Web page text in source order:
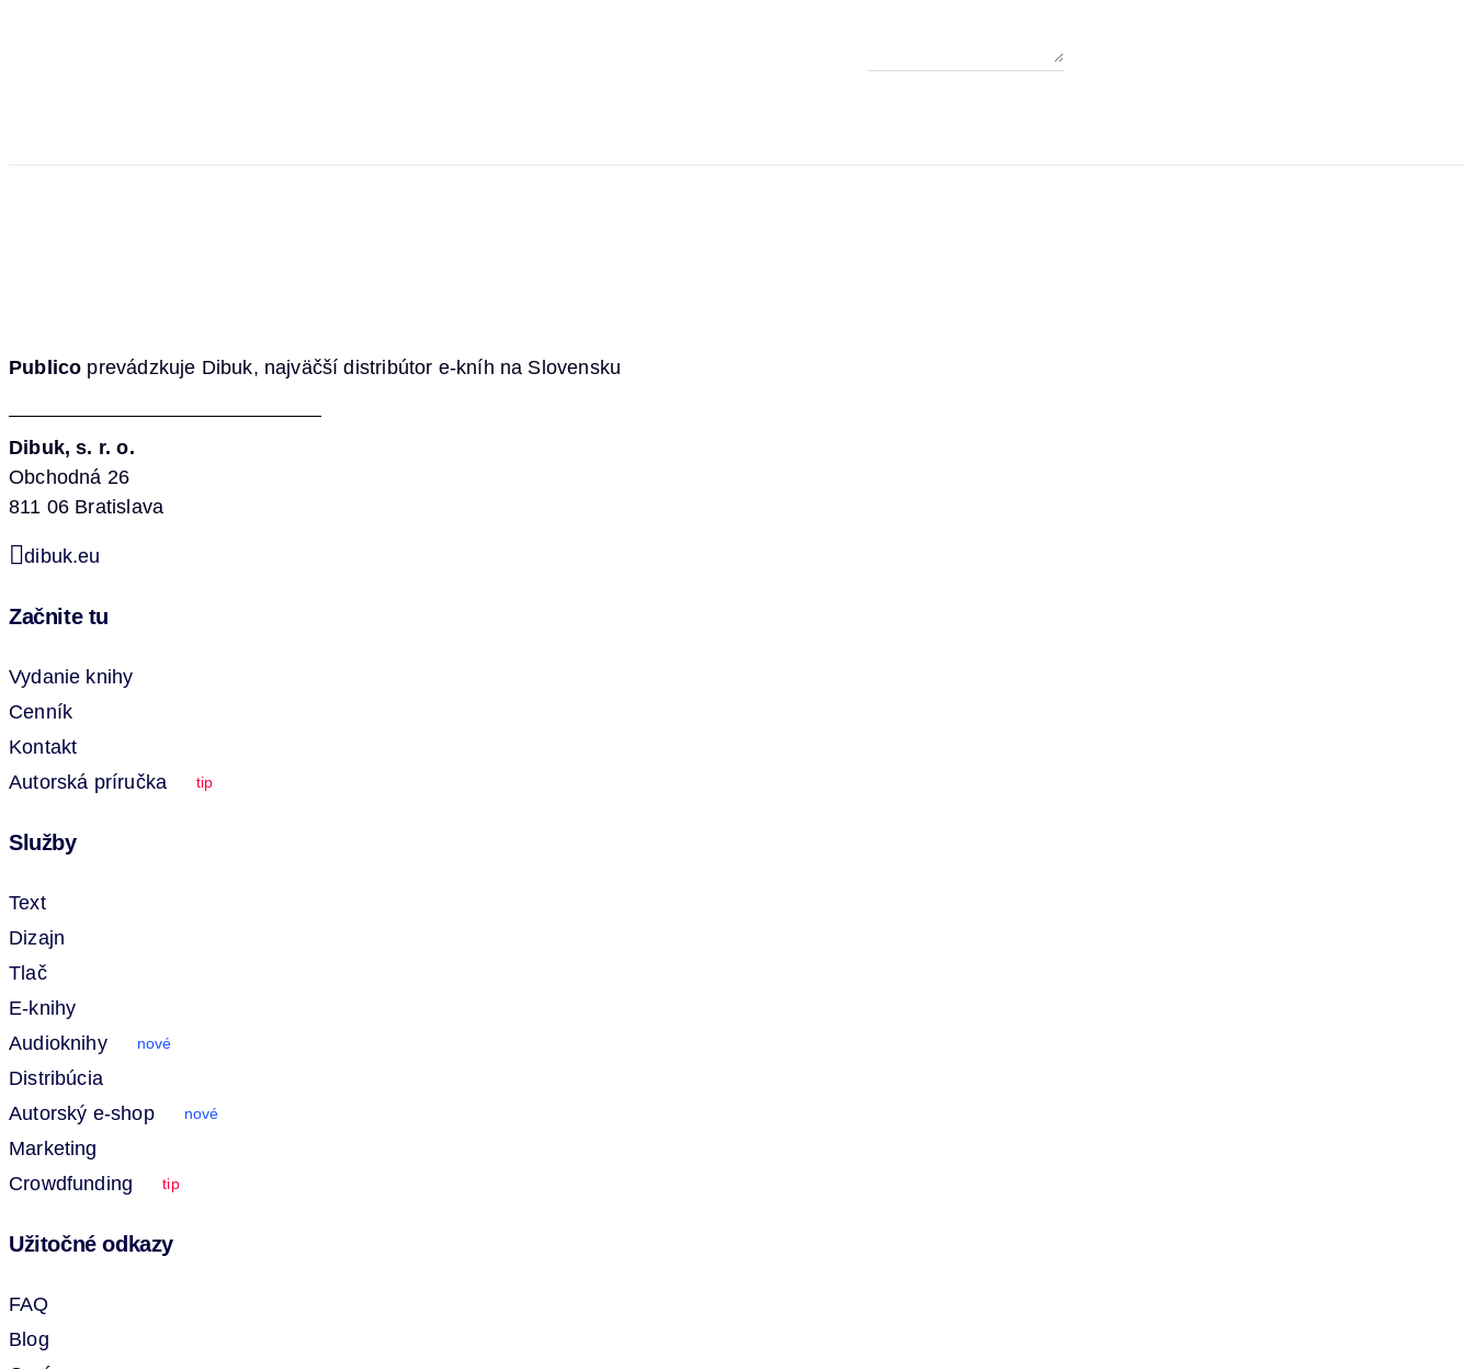
Publico prevádzkuje Dibuk, najväčší distribútor e-kníh na Slovensku
Dibuk, s. r. o.
Obchodná 26
811 06 Bratislava
dibuk.eu
Začnite tu
Vydanie knihy
Cenník
Kontakt
Autorská príručka
tip
Služby
Text
Dizajn
Tlač
E-knihy
Audioknihy
nové
Distribúcia
Autorský e-shop
nové
Marketing
Crowdfunding
tip
Užitočné odkazy
FAQ
Blog